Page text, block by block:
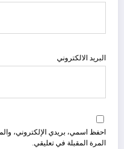
البريد الالكتروني
احفظ اسمي، بريدي الإلكتروني،
المرة المقبلة في تعليقي.